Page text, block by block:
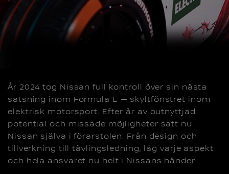
År 2024 tog Nissan full kontroll över sin nästa
satsning inom Formula E — skyltfönstret inom
elektrisk motorsport. Efter år av outnyttjad
potential och missade möjligheter satt nu
Nissan själva i förarstolen. Från design och
tillverkning till tävlingsledning, låg varje aspekt
och hela ansvaret nu helt i Nissans händer.